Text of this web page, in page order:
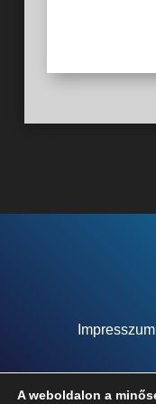
Impresszum
A weboldalon a